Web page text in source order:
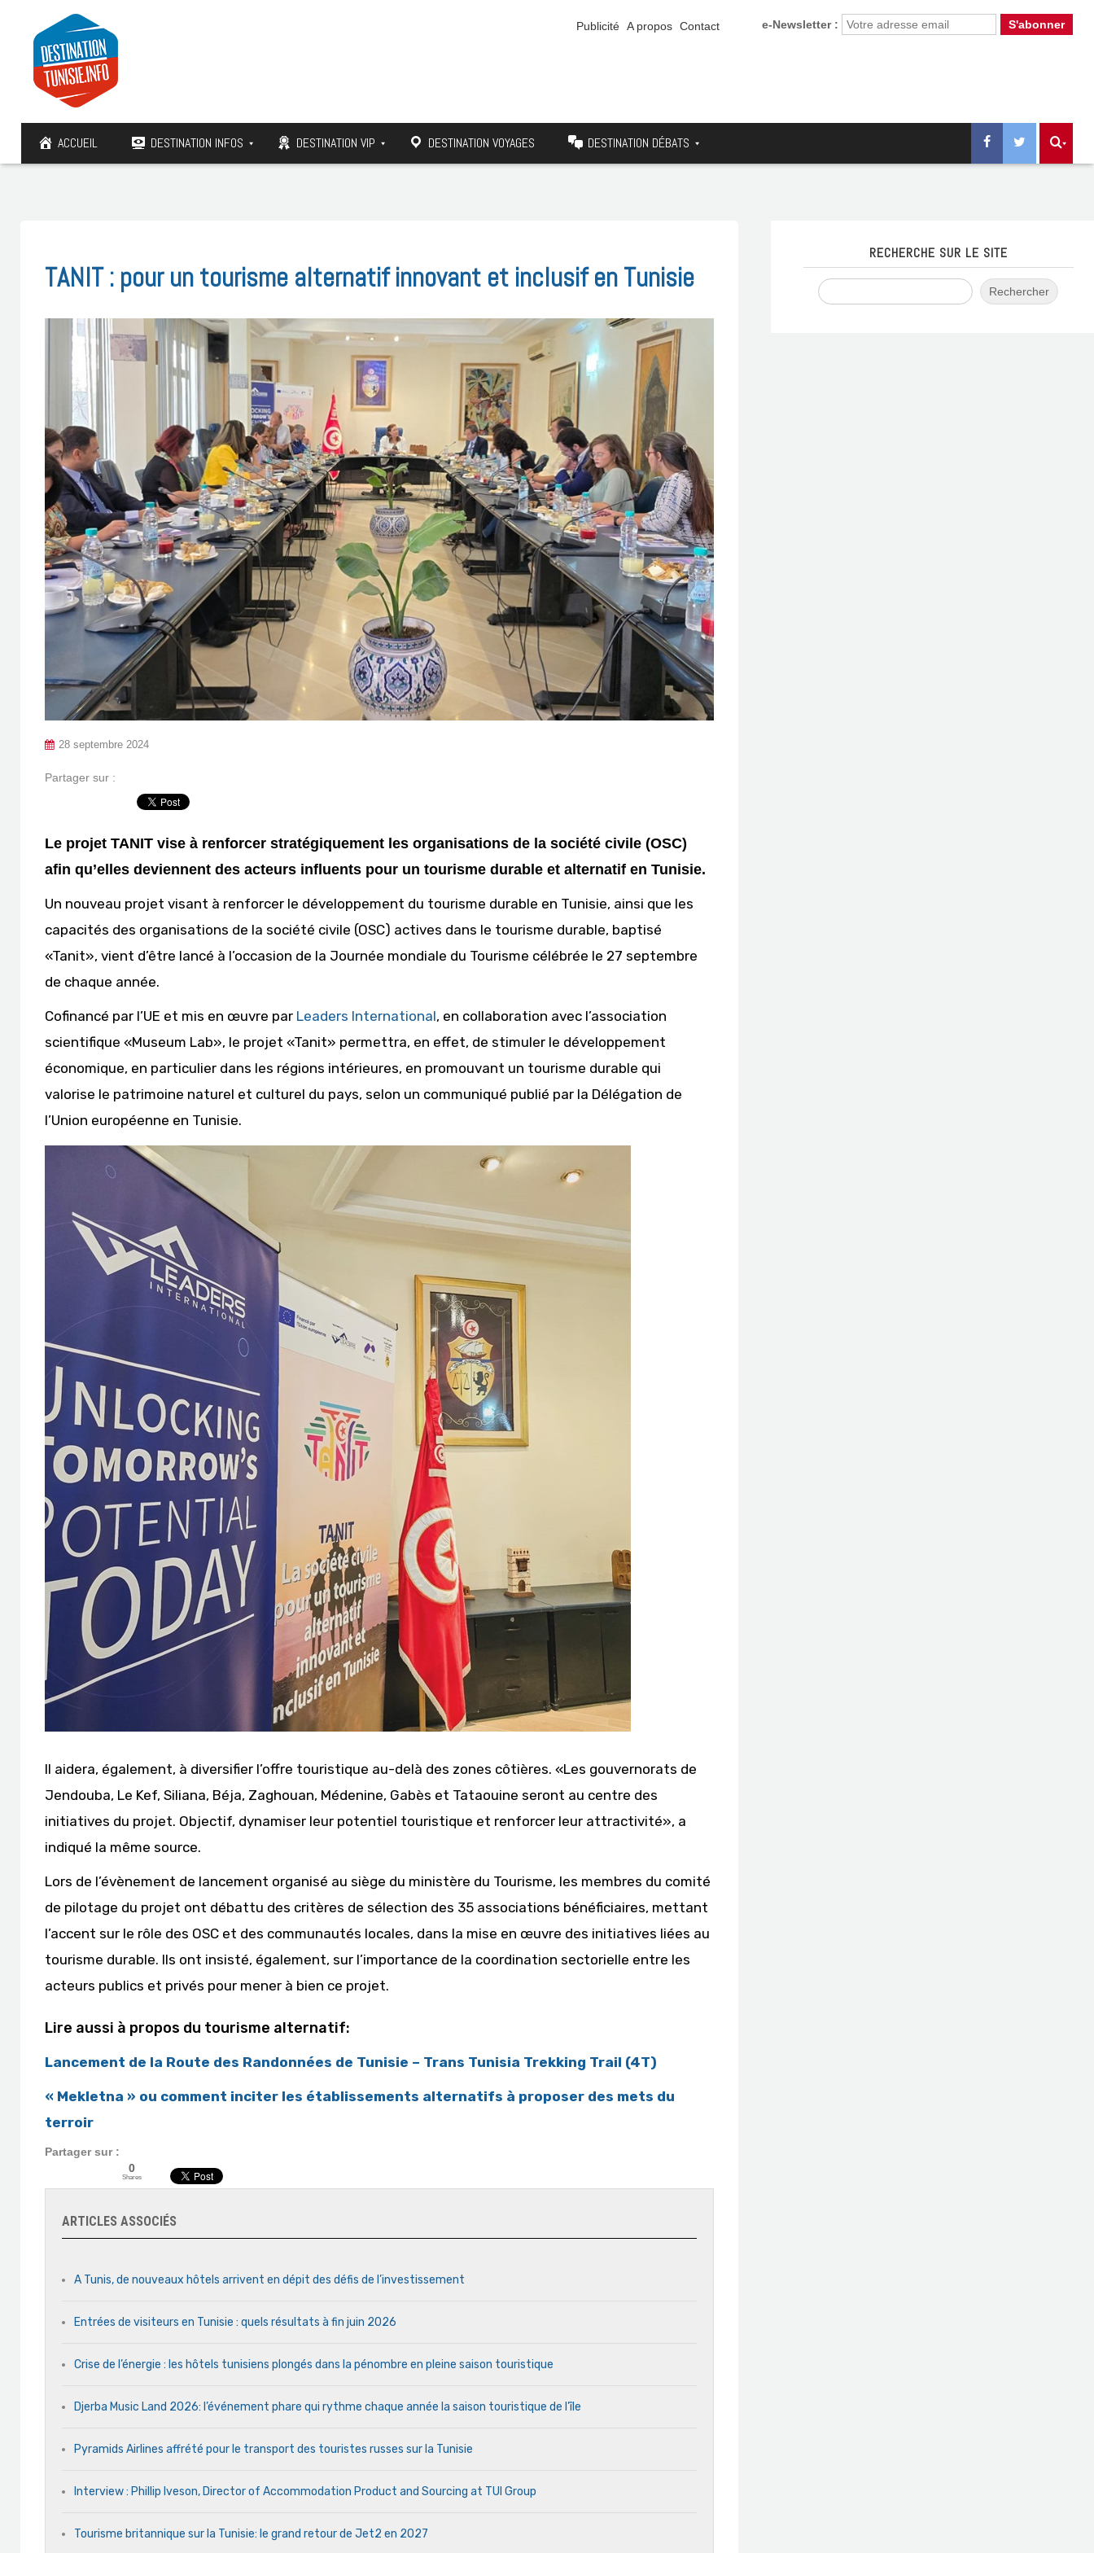
e-Newsletter :
Publicité A propos Contact
ACCUEIL DESTINATION INFOS DESTINATION VIP DESTINATION VOYAGES DESTINATION DÉBATS
TANIT : pour un tourisme alternatif innovant et inclusif en Tunisie
28 septembre 2024
Partager sur :
Le projet TANIT vise à renforcer stratégiquement les organisations de la société civile (OSC)
afin qu’elles deviennent des acteurs influents pour un tourisme durable et alternatif en Tunisie.
Un nouveau projet visant à renforcer le développement du tourisme durable en Tunisie, ainsi que les
capacités des organisations de la société civile (OSC) actives dans le tourisme durable, baptisé
«Tanit», vient d’être lancé à l’occasion de la Journée mondiale du Tourisme célébrée le 27 septembre
de chaque année.
Cofinancé par l’UE et mis en œuvre par Leaders International, en collaboration avec l’association
scientifique «Museum Lab», le projet «Tanit» permettra, en effet, de stimuler le développement
économique, en particulier dans les régions intérieures, en promouvant un tourisme durable qui
valorise le patrimoine naturel et culturel du pays, selon un communiqué publié par la Délégation de
l’Union européenne en Tunisie.
Il aidera, également, à diversifier l’offre touristique au-delà des zones côtières. «Les gouvernorats de
Jendouba, Le Kef, Siliana, Béja, Zaghouan, Médenine, Gabès et Tataouine seront au centre des
initiatives du projet. Objectif, dynamiser leur potentiel touristique et renforcer leur attractivité», a
indiqué la même source.
Lors de l’évènement de lancement organisé au siège du ministère du Tourisme, les membres du comité
de pilotage du projet ont débattu des critères de sélection des 35 associations bénéficiaires, mettant
l’accent sur le rôle des OSC et des communautés locales, dans la mise en œuvre des initiatives liées au
tourisme durable. Ils ont insisté, également, sur l’importance de la coordination sectorielle entre les
acteurs publics et privés pour mener à bien ce projet.
Lire aussi à propos du tourisme alternatif:
Lancement de la Route des Randonnées de Tunisie – Trans Tunisia Trekking Trail (4T)
« Mekletna » ou comment inciter les établissements alternatifs à proposer des mets du
terroir
Partager sur :
0
Shares
ARTICLES ASSOCIÉS
A Tunis, de nouveaux hôtels arrivent en dépit des défis de l’investissement
Entrées de visiteurs en Tunisie : quels résultats à fin juin 2026
Crise de l’énergie : les hôtels tunisiens plongés dans la pénombre en pleine saison touristique
Djerba Music Land 2026: l’événement phare qui rythme chaque année la saison touristique de l’île
Pyramids Airlines affrété pour le transport des touristes russes sur la Tunisie
Interview : Phillip Iveson, Director of Accommodation Product and Sourcing at TUI Group
Tourisme britannique sur la Tunisie: le grand retour de Jet2 en 2027
RECHERCHE SUR LE SITE